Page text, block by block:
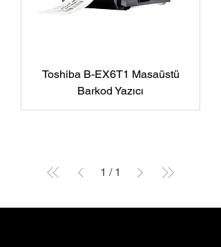
Toshiba B-EX6T1 Masaüstü
Barkod Yazıcı
1 / 1